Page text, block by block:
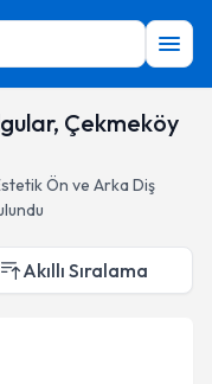
Çekmeköy
Ön ve Arka Diş
Akıllı Sıralama